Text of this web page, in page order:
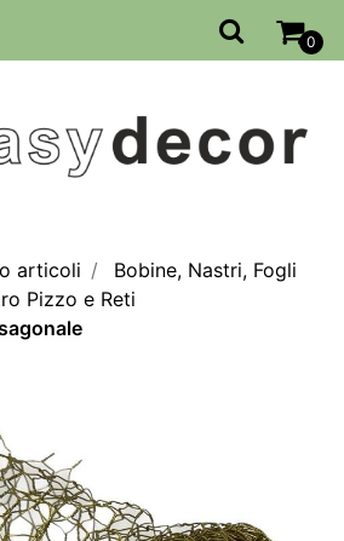
0
articoli
Bobine, Nastri, Fogli
Pizzo e Reti